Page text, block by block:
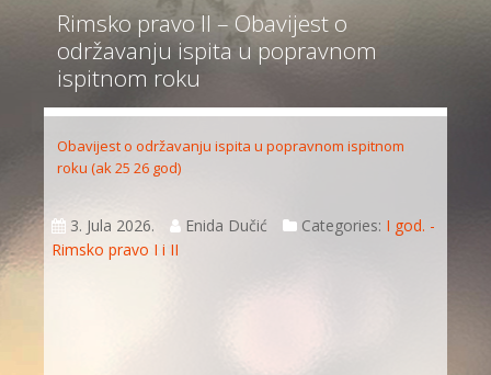
Rimsko pravo II – Obavijest o
održavanju ispita u popravnom
ispitnom roku
Obavijest o održavanju ispita u popravnom ispitnom
roku (ak 25 26 god)
3. Jula 2026. Enida Dučić Categories: I god. -
Rimsko pravo I i II